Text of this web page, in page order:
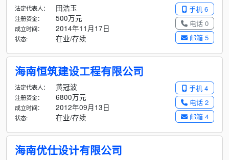
手机 6
电话 0
邮箱 5
法定代表人： 田浩玉
注册资金： 500万元
成立时间： 2014年11月17日
状态: 在业/存续
海南恒筑建设工程有限公司
手机 4
电话 2
邮箱 4
法定代表人： 黄冠波
注册资金： 6800万元
成立时间： 2012年09月13日
状态: 在业/存续
海南优仕设计有限公司